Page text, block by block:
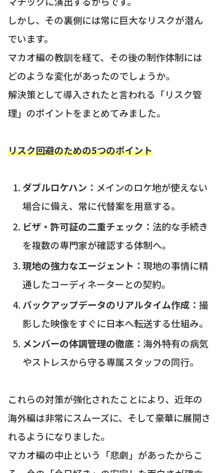
しかし、その裏側には常に巨大なリスクが潜ん
でいます。
マカオ編の教訓を経て、その後の制作体制には
どのような変化があったのでしょうか。
解決策として導入されたと言われる「リスク管
理」のポイントをまとめてみました。
リスク回避のための5つのポイント
ダブルロケハン： メインのロケ地が使えない
場合に備え、常に代替案を用意する。
ビザ・許可証の二重チェック： 法的な手続き
を複数の専門家が確認する体制へ。
現地の強力なエージェント： 現地の事情に精
通したコーディネーターとの契約。
バックアップデータのリアルタイム作成： 撮
影した映像をすぐに日本へ転送する仕組み。
メンバーの体調管理の徹底： 海外特有の病気
やストレスから守る専属スタッフの同行。
これらの対策が強化されたことにより、近年の
海外編は非常にスムーズに、そして豪華に展開さ
れるようになりました。
マカオ編の中止という「悲劇」があったからこ